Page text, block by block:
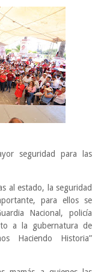
seguridad para las
al estado, la seguridad
para ellos se
Nacional, policía
a la gubernatura de
Haciendo Historia”